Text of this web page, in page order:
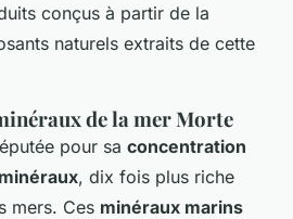
conçus à partir de la
naturels extraits de cette
de la mer Morte
pour sa concentration
, dix fois plus riche
mers. Ces minéraux marins